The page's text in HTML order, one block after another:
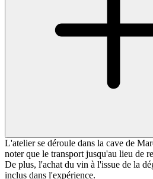
L'atelier se déroule dans la cave de
noter que le transport jusqu'au lieu de
De plus, l'achat du vin à l'issue de la
inclus dans l'expérience.